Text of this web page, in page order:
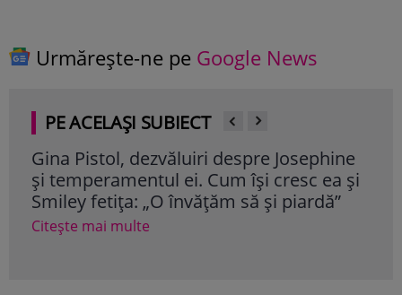
Urmărește-ne pe Google News
PE ACELAȘI SUBIECT
Gina Pistol, dezvăluiri despre Josephine
și temperamentul ei. Cum își cresc ea și
Smiley fetița: „O învățăm să și piardă”
Citește mai multe